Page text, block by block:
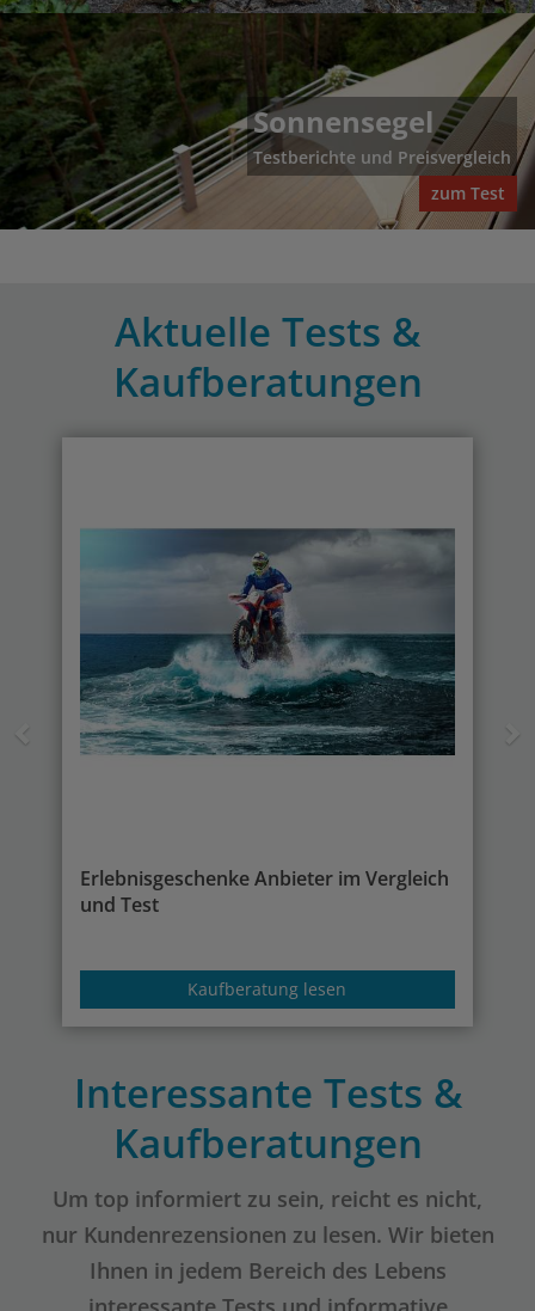
Sonnensegel
Testberichte und Preisvergleich
zum Test
Aktuelle Tests &
Kaufberatungen
Erlebnisgeschenke Anbieter im Vergleich
und Test
Kaufberatung lesen
Previous
Interessante Tests &
Kaufberatungen
Um top informiert zu sein, reicht es nicht,
nur Kundenrezensionen zu lesen. Wir bieten
Ihnen in jedem Bereich des Lebens